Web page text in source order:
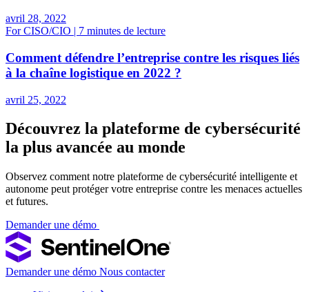
avril 28, 2022
For CISO/CIO | 7 minutes de lecture
Comment défendre l’entreprise contre les risques liés
à la chaîne logistique en 2022 ?
avril 25, 2022
Découvrez la plateforme de cybersécurité
la plus avancée au monde
Observez comment notre plateforme de cybersécurité intelligente et
autonome peut protéger votre entreprise contre les menaces actuelles
et futures.
Demander une démo
Demander une démo Nous contacter